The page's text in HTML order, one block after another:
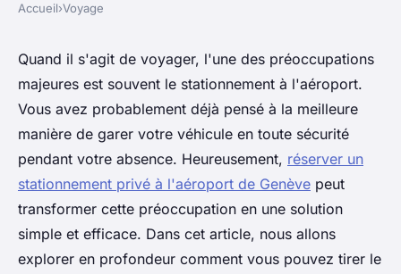
VOYAGE
Réservez votre stationnement
privé à l'aéroport de genève
pour vos voyages
admin•16 février 2025•6 min de lecture
Accueil›Voyage
Quand il s'agit de voyager, l'une des préoccupations
majeures est souvent le stationnement à l'aéroport.
Vous avez probablement déjà pensé à la meilleure
manière de garer votre véhicule en toute sécurité
pendant votre absence. Heureusement, réserver un
stationnement privé à l'aéroport de Genève peut
transformer cette préoccupation en une solution
simple et efficace. Dans cet article, nous allons
explorer en profondeur comment vous pouvez tirer le